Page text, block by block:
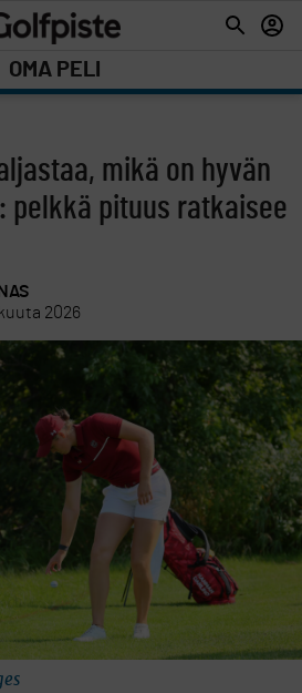
OMA PELI
mikä on hyvän
pelkkä pituus ratkaisee
2026